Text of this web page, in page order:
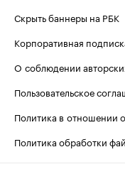
Скрыть баннеры на РБК
Корпоративная
О соблюдении
Пользовательское
Политика в отношении
Политика обработки